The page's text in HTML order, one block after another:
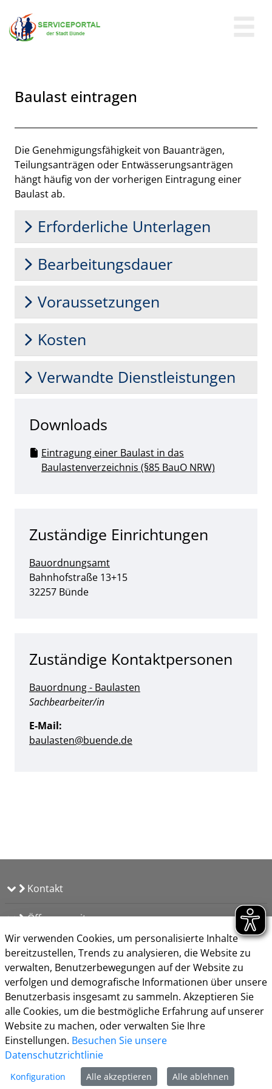
Zum Hauptinhalt springen
Baulast eintragen
Beschreibung
Die Genehmigungsfähigkeit von Bauanträgen,
Teilungsanträgen oder Entwässerungsanträgen
hängt häufig von der vorherigen Eintragung einer
Baulast ab.
Erforderliche Unterlagen
Bearbeitungsdauer
Voraussetzungen
Kosten
Verwandte Dienstleistungen
Downloads
Eintragung einer Baulast in das
Baulastenverzeichnis (§85 BauO NRW)
Zuständige Einrichtungen
Bauordnungsamt
Straße:
Bahnhofstraße Hausnummer:
13+15
PLZ:
32257 Ort:
Bünde
Zuständige Kontaktpersonen
Bauordnung - Baulasten
Position:
Sachbearbeiter/in
E-Mail:
baulasten@buende.de
Kontakt
Öffnungszeiten
Impressum
Datenschutz
Nutzungsbedingungen
Kontakt
Barrierefreiheit
Cookie-Richtlinie
Wir verwenden Cookies, um personalisierte Inhalte
bereitzustellen, Trends zu analysieren, die Website zu
verwalten, Benutzerbewegungen auf der Website zu
verfolgen und demografische Informationen über unsere
Benutzerbasis insgesamt zu sammeln. Akzeptieren Sie
alle Cookies, um die bestmögliche Erfahrung auf unserer
Website zu machen, oder verwalten Sie Ihre
Einstellungen. Besuchen Sie unsere
Datenschutzrichtlinie
Konfiguration Alle akzeptieren Alle ablehnen